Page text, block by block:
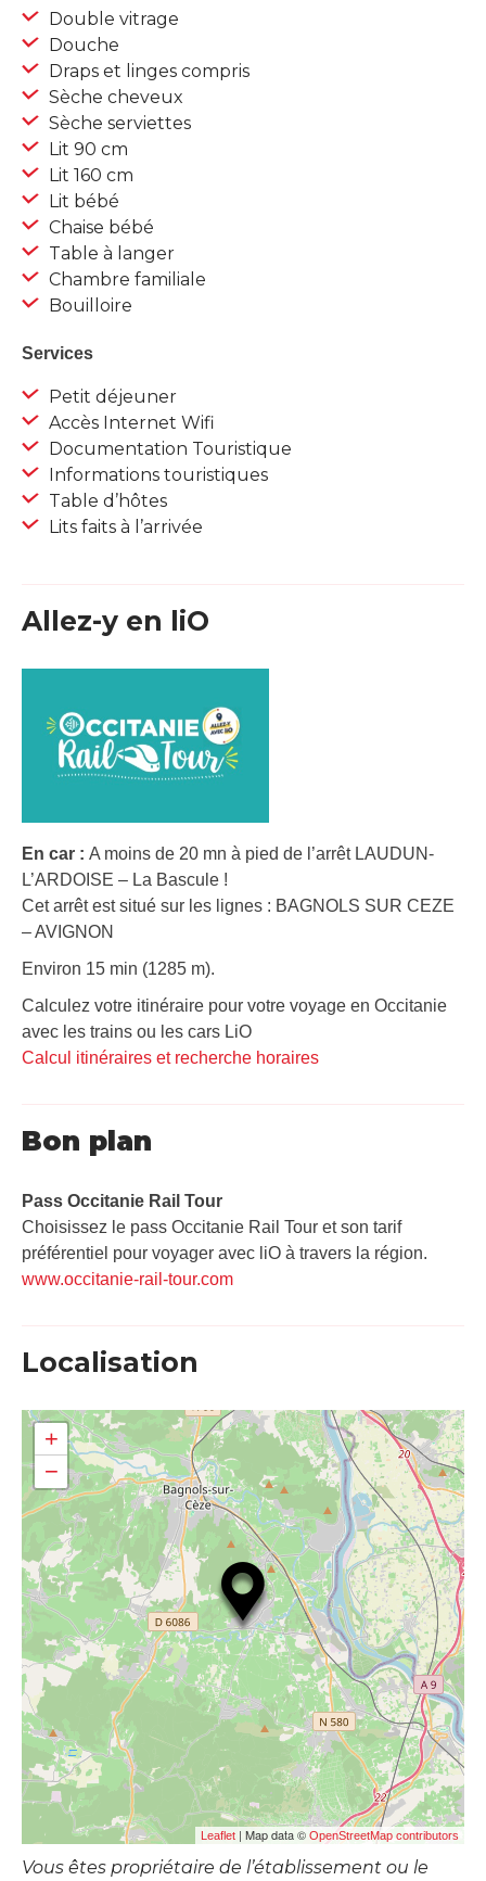
Double vitrage
Douche
Draps et linges compris
Sèche cheveux
Sèche serviettes
Lit 90 cm
Lit 160 cm
Lit bébé
Chaise bébé
Table à langer
Chambre familiale
Bouilloire
Services
Petit déjeuner
Accès Internet Wifi
Documentation Touristique
Informations touristiques
Table d’hôtes
Lits faits à l’arrivée
Allez-y en liO
En car : A moins de 20 mn à pied de l’arrêt LAUDUN-
L’ARDOISE – La Bascule !
Cet arrêt est situé sur les lignes : BAGNOLS SUR CEZE
– AVIGNON
Environ 15 min (1285 m).
Calculez votre itinéraire pour votre voyage en Occitanie
avec les trains ou les cars LiO
Calcul itinéraires et recherche horaires
Bon plan
Pass Occitanie Rail Tour​
Choisissez le pass Occitanie Rail Tour et son tarif
préférentiel pour voyager avec liO à travers la région.
www.occitanie-rail-tour.com
Localisation
+
−
Leaflet | Map data © OpenStreetMap contributors
Vous êtes propriétaire de l’établissement ou le